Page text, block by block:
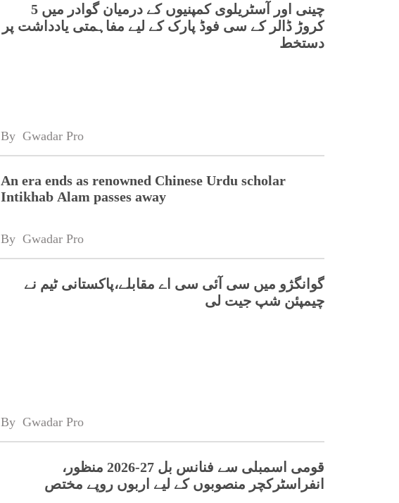
چینی اور آسٹریلوی کمپنیوں کے درمیان گوادر میں 5
کروڑ ڈالر کے سی فوڈ پارک کے لیے مفاہمتی یادداشت پر
دستخط
By Gwadar Pro
An era ends as renowned Chinese Urdu scholar
Intikhab Alam passes away
By Gwadar Pro
گوانگژو میں سی آئی سی اے مقابلے،پاکستانی ٹیم نے
چیمپئن شپ جیت لی
By Gwadar Pro
قومی اسمبلی سے فنانس بل 27-2026 منظور،
انفراسٹرکچر منصوبوں کے لیے اربوں روپے مختص